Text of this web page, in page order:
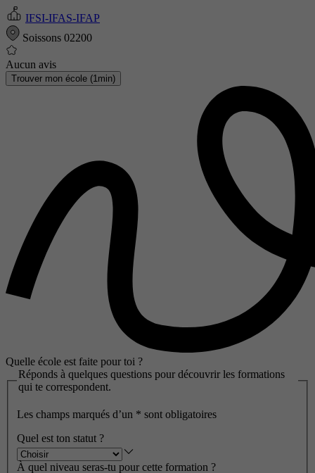
IFSI-IFAS-IFAP
Soissons 02200
Aucun avis
Trouver mon école (1min)
Quelle école est faite pour toi ?
Réponds à quelques questions pour découvrir les formations
qui te correspondent.
Les champs marqués d’un * sont obligatoires
Quel est ton statut ?
À quel niveau seras-tu pour cette formation ?